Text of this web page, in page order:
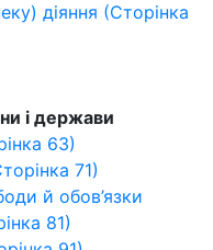
діяння (Сторінка
і держави
63)
71)
й обов’язки
81)